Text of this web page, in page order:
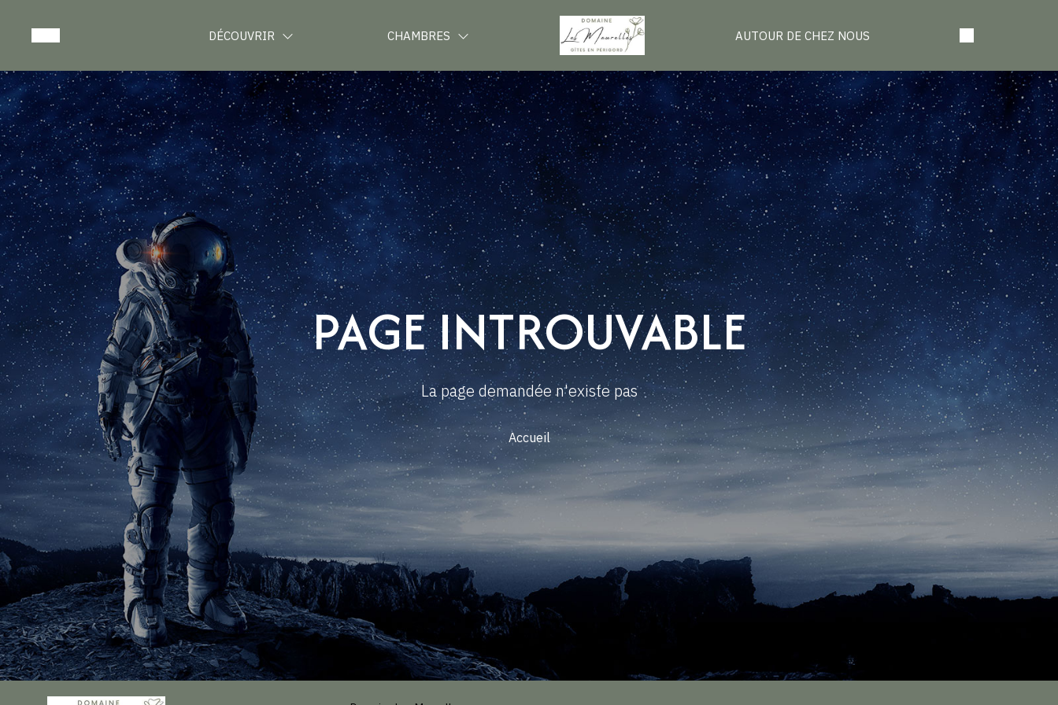
DÉCOUVRIR CHAMBRES AUTOUR DE CHEZ NOUS
PAGE INTROUVABLE
La page demandée n'existe pas
Accueil